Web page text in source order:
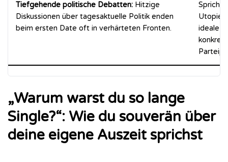
Tiefgehende politische Debatten: Hitzige
Diskussionen über tagesaktuelle Politik enden
beim ersten Date oft in verhärteten Fronten.
Sprich
Utopien
ideale
„Warum warst du so lange
Single?“: Wie du souverän über
deine eigene Auszeit sprichst